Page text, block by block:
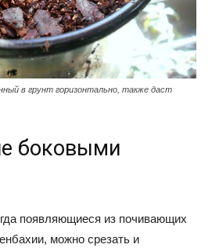
в грунт горизонтально, также даст
боковыми
появляющиеся из почивающих
можно срезать и